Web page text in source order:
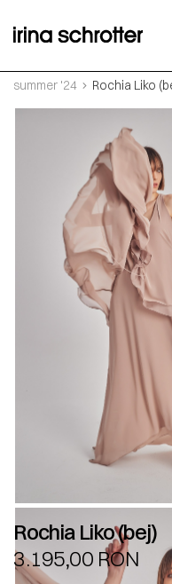
summer '24 Rochia Liko
Rochia Liko (bej)
3.195,00 RON